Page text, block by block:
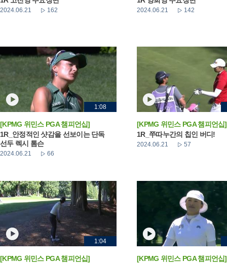
2024.06.21 162 2024.06.21 142
1:08
[KPMG 위민스 PGA 챔피언십]
1R_안정적인 샷감을 선보이는 단독
선두 렉시 톰슨
2024.06.21 66
[KPMG 위민스 PGA 챔피언십]
1R_쭈따누간의 칩인 버디!
2024.06.21 57
1:04
[KPMG 위민스 PGA 챔피언십]
[KPMG 위민스 PGA 챔피언십]